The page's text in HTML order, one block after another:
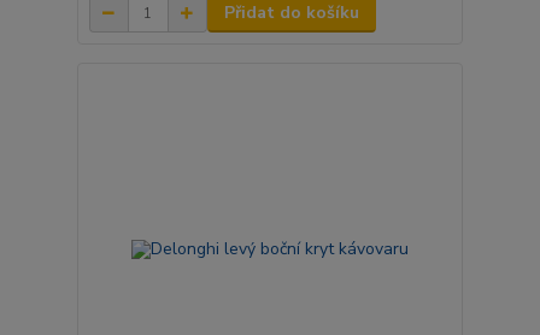
Přidat do košíku